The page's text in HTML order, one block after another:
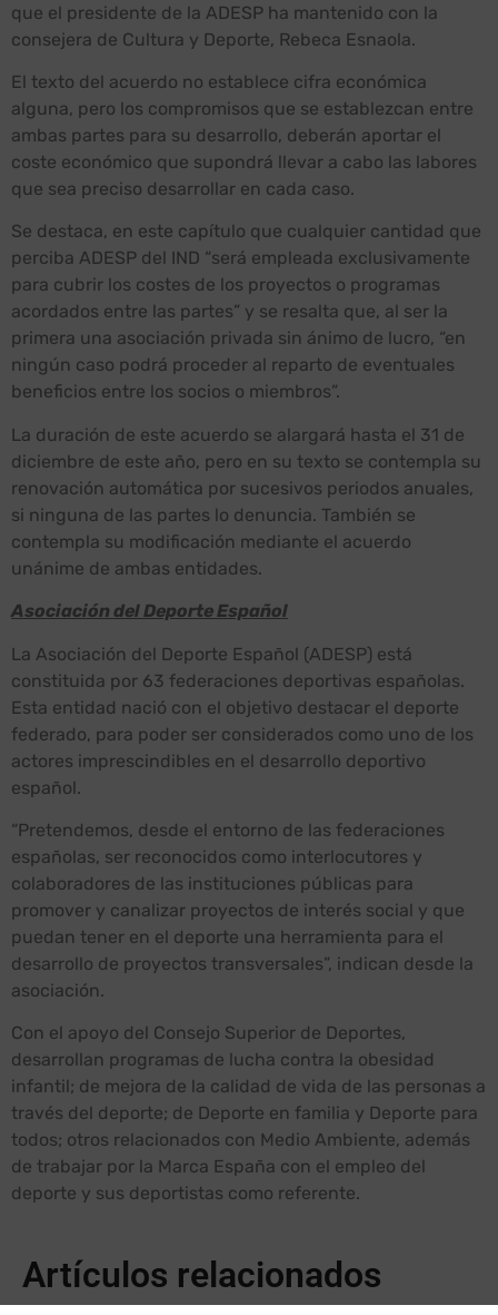
que el presidente de la ADESP ha mantenido con la
consejera de Cultura y Deporte, Rebeca Esnaola.
El texto del acuerdo no establece cifra económica
alguna, pero los compromisos que se establezcan entre
ambas partes para su desarrollo, deberán aportar el
coste económico que supondrá llevar a cabo las labores
que sea preciso desarrollar en cada caso.
Se destaca, en este capítulo que cualquier cantidad que
perciba ADESP del IND “será empleada exclusivamente
para cubrir los costes de los proyectos o programas
acordados entre las partes” y se resalta que, al ser la
primera una asociación privada sin ánimo de lucro, “en
ningún caso podrá proceder al reparto de eventuales
beneficios entre los socios o miembros”.
La duración de este acuerdo se alargará hasta el 31 de
diciembre de este año, pero en su texto se contempla su
renovación automática por sucesivos periodos anuales,
si ninguna de las partes lo denuncia. También se
contempla su modificación mediante el acuerdo
unánime de ambas entidades.
Asociación del Deporte Español
La Asociación del Deporte Español (ADESP) está
constituida por 63 federaciones deportivas españolas.
Esta entidad nació con el objetivo destacar el deporte
federado, para poder ser considerados como uno de los
actores imprescindibles en el desarrollo deportivo
español.
“Pretendemos, desde el entorno de las federaciones
españolas, ser reconocidos como interlocutores y
colaboradores de las instituciones públicas para
promover y canalizar proyectos de interés social y que
puedan tener en el deporte una herramienta para el
desarrollo de proyectos transversales”, indican desde la
asociación.
Con el apoyo del Consejo Superior de Deportes,
desarrollan programas de lucha contra la obesidad
infantil; de mejora de la calidad de vida de las personas a
través del deporte; de Deporte en familia y Deporte para
todos; otros relacionados con Medio Ambiente, además
de trabajar por la Marca España con el empleo del
deporte y sus deportistas como referente.
Artículos relacionados